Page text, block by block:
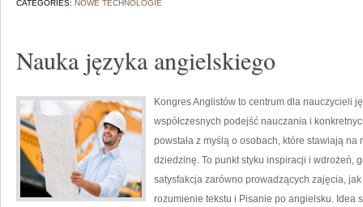
CATEGORIES: NOWE TECHNOLOGIE
Nauka języka angielskiego
Kongres Anglistów to centrum dla nauczycieli
współczesnych podejść nauczania i
powstała z myślą o osobach, które stawiają
dziedzinę. To punkt styku inspiracji i wdrożeń,
satysfakcja zarówno prowadzących zajęcia,
rozumienie tekstu i Pisanie po angielsku. Idea